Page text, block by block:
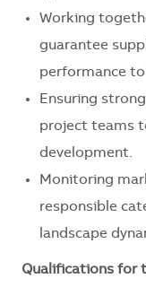
Working
guarantee
performance
Ensuring
project teams
development.
Monitoring
responsible
landscape
Qualifications for